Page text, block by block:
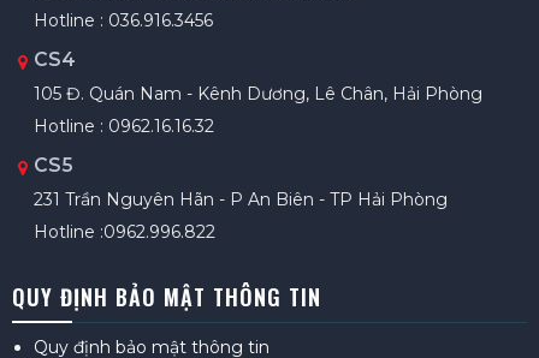
Hotline : 036.916.3456
CS4
105 Đ. Quán Nam - Kênh Dương, Lê Chân, Hải Phòng
Hotline : 0962.16.16.32
CS5
231 Trần Nguyên Hãn - P An Biên - TP Hải Phòng
Hotline :0962.996.822
QUY ĐỊNH BẢO MẬT THÔNG TIN
Quy định bảo mật thông tin